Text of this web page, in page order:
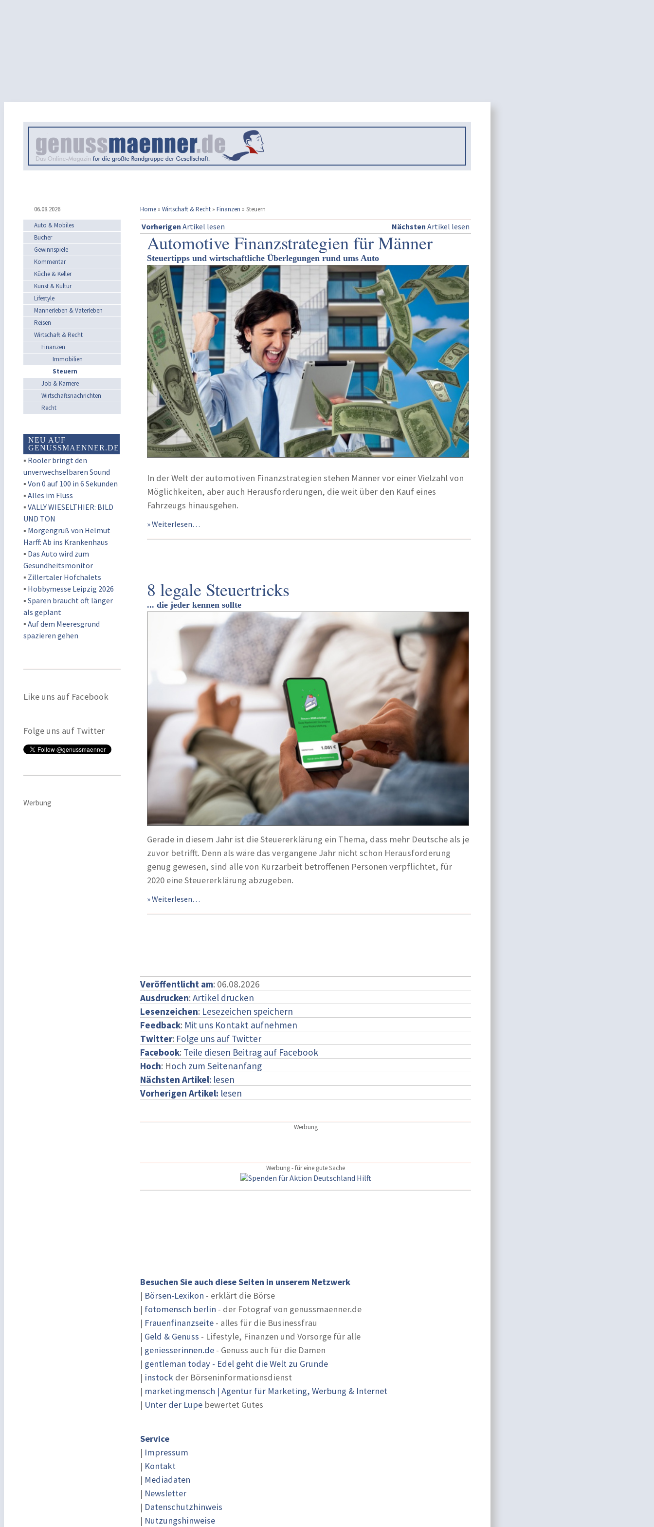
06.08.2026 Home » Wirtschaft & Recht » Finanzen » Steuern
Auto & Mobiles
Bücher
Gewinnspiele
Kommentar
Küche & Keller
Kunst & Kultur
Lifestyle
Männerleben & Vaterleben
Reisen
Wirtschaft & Recht
Finanzen
Immobilien
Steuern
Job & Karriere
Wirtschaftsnachrichten
Recht
NEU AUF
GENUSSMAENNER.DE
▪ Rooler bringt den
unverwechselbaren Sound
▪ Von 0 auf 100 in 6 Sekunden
▪ Alles im Fluss
▪ VALLY WIESELTHIER: BILD
UND TON
▪ Morgengruß von Helmut
Harff: Ab ins Krankenhaus
▪ Das Auto wird zum
Gesundheitsmonitor
▪ Zillertaler Hofchalets
▪ Hobbymesse Leipzig 2026
▪ Sparen braucht oft länger
als geplant
▪ Auf dem Meeresgrund
spazieren gehen
Like uns auf Facebook
Folge uns auf Twitter
Werbung
Vorherigen Artikel lesen Nächsten Artikel lesen
Automotive Finanzstrategien für Männer
Steuertipps und wirtschaftliche Überlegungen rund ums Auto
In der Welt der automotiven Finanzstrategien stehen Männer vor einer Vielzahl von
Möglichkeiten, aber auch Herausforderungen, die weit über den Kauf eines
Fahrzeugs hinausgehen.
» Weiterlesen…
8 legale Steuertricks
... die jeder kennen sollte
Gerade in diesem Jahr ist die Steuererklärung ein Thema, dass mehr Deutsche als je
zuvor betrifft. Denn als wäre das vergangene Jahr nicht schon Herausforderung
genug gewesen, sind alle von Kurzarbeit betroffenen Personen verpflichtet, für
2020 eine Steuererklärung abzugeben.
» Weiterlesen…
Veröffentlicht am: 06.08.2026
Ausdrucken: Artikel drucken
Lesenzeichen: Lesezeichen speichern
Feedback: Mit uns Kontakt aufnehmen
Twitter: Folge uns auf Twitter
Facebook: Teile diesen Beitrag auf Facebook
Hoch: Hoch zum Seitenanfang
Nächsten Artikel: lesen
Vorherigen Artikel: lesen
Werbung
Werbung - für eine gute Sache
Besuchen Sie auch diese Seiten in unserem Netzwerk
| Börsen-Lexikon - erklärt die Börse
| fotomensch berlin - der Fotograf von genussmaenner.de
| Frauenfinanzseite - alles für die Businessfrau
| Geld & Genuss - Lifestyle, Finanzen und Vorsorge für alle
| geniesserinnen.de - Genuss auch für die Damen
| gentleman today - Edel geht die Welt zu Grunde
| instock der Börseninformationsdienst
| marketingmensch | Agentur für Marketing, Werbung & Internet
| Unter der Lupe bewertet Gutes
Service
| Impressum
| Kontakt
| Mediadaten
| Newsletter
| Datenschutzhinweis
| Nutzungshinweise